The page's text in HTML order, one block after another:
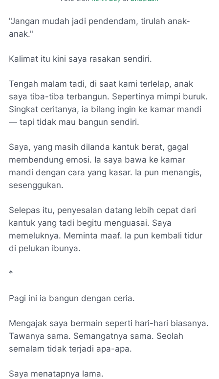
"Jangan mudah jadi pendendam, tirulah anak-
anak."
Kalimat itu kini saya rasakan sendiri.
Tengah malam tadi, di saat kami terlelap, anak
saya tiba-tiba terbangun. Sepertinya mimpi buruk.
Singkat ceritanya, ia bilang ingin ke kamar mandi
— tapi tidak mau bangun sendiri.
Saya, yang masih dilanda kantuk berat, gagal
membendung emosi. Ia saya bawa ke kamar
mandi dengan cara yang kasar. Ia pun menangis,
sesenggukan.
Selepas itu, penyesalan datang lebih cepat dari
kantuk yang tadi begitu menguasai. Saya
memeluknya. Meminta maaf. Ia pun kembali tidur
di pelukan ibunya.
*
Pagi ini ia bangun dengan ceria.
Mengajak saya bermain seperti hari-hari biasanya.
Tawanya sama. Semangatnya sama. Seolah
semalam tidak terjadi apa-apa.
Saya menatapnya lama.